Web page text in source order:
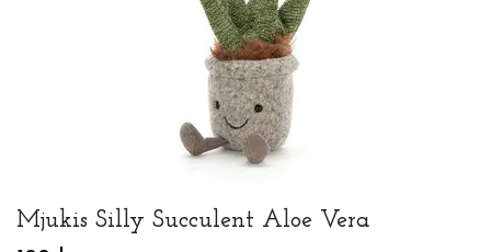
Mjukis Silly Succulent Aloe Vera